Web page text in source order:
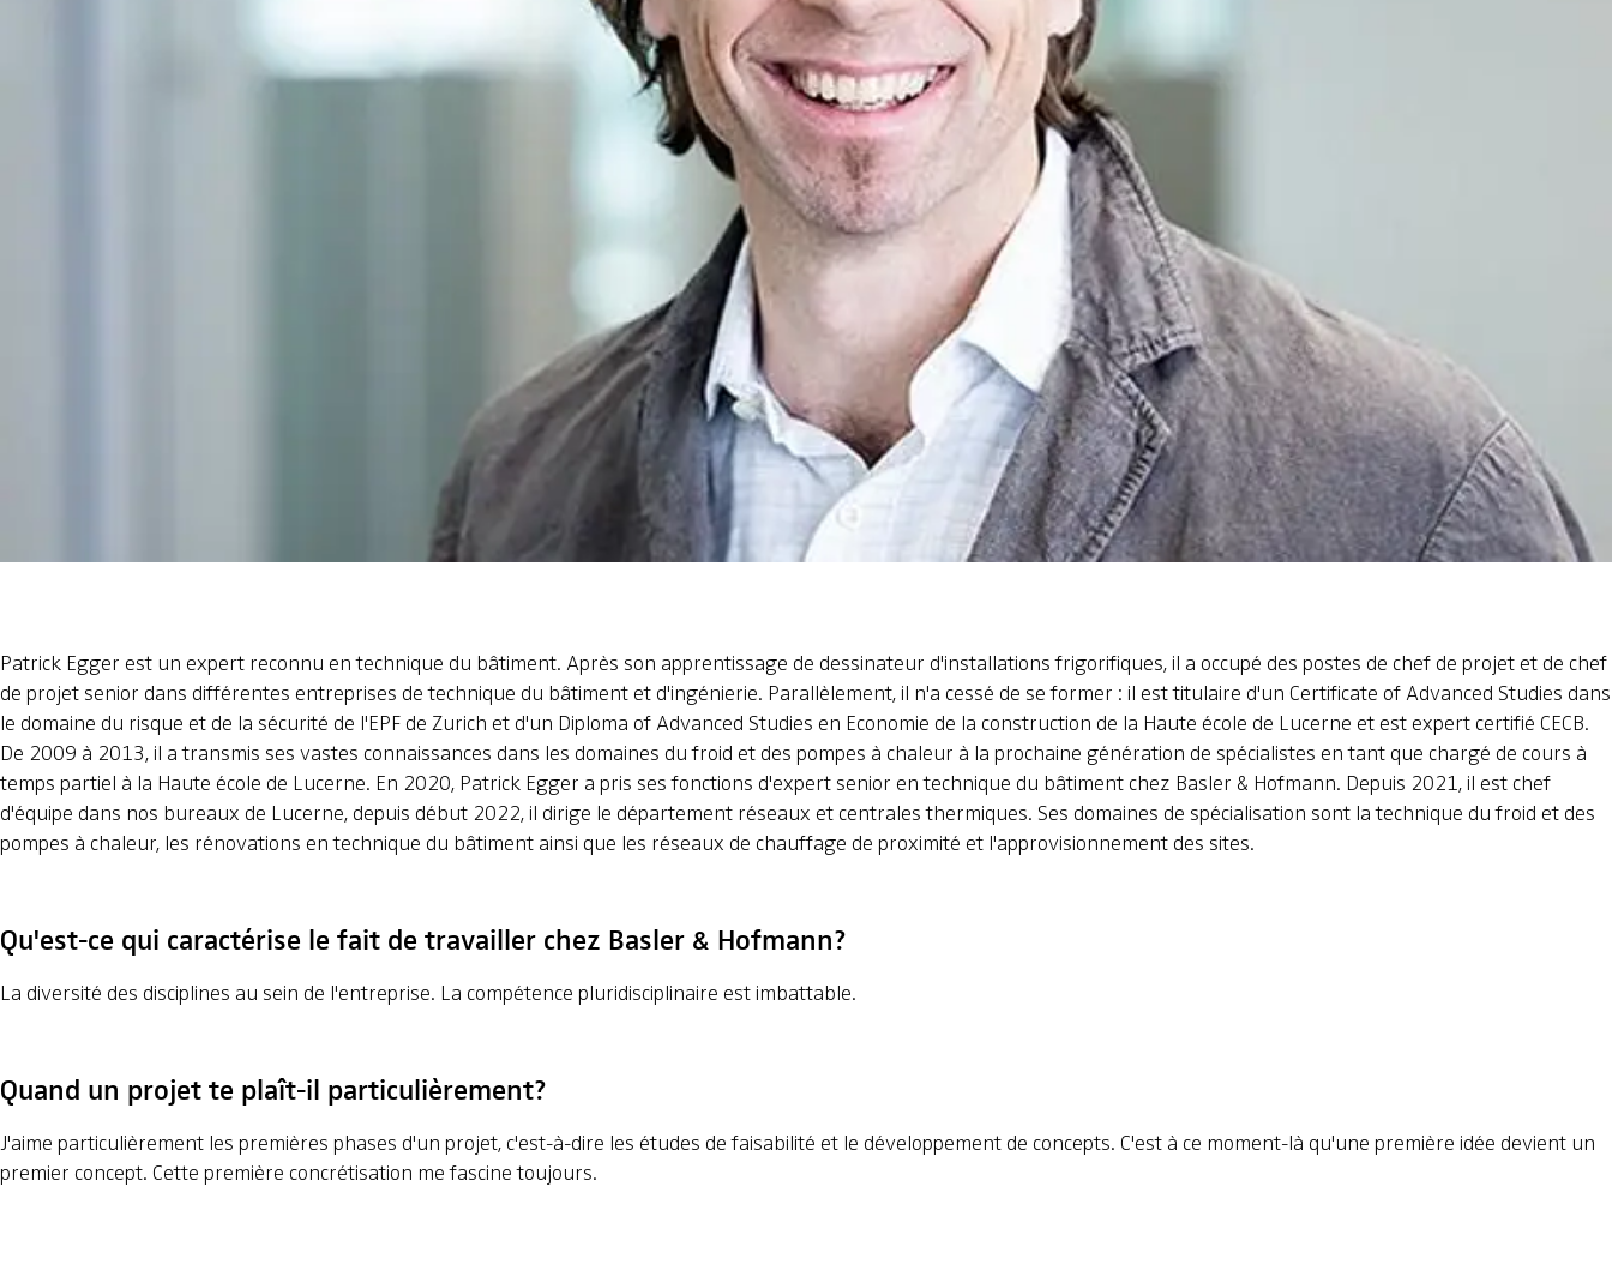
Patrick Egger est un expert reconnu en technique du bâtiment. Après son apprentissage de dessinateur d'installations frigorifiques, il a occupé des postes de chef de projet et de chef
de projet senior dans différentes entreprises de technique du bâtiment et d'ingénierie. Parallèlement, il n'a cessé de se former : il est titulaire d'un Certificate of Advanced Studies dans
le domaine du risque et de la sécurité de l'EPF de Zurich et d'un Diploma of Advanced Studies en Economie de la construction de la Haute école de Lucerne et est expert certifié CECB.
De 2009 à 2013, il a transmis ses vastes connaissances dans les domaines du froid et des pompes à chaleur à la prochaine génération de spécialistes en tant que chargé de cours à
temps partiel à la Haute école de Lucerne. En 2020, Patrick Egger a pris ses fonctions d'expert senior en technique du bâtiment chez Basler & Hofmann. Depuis 2021, il est chef
d'équipe dans nos bureaux de Lucerne, depuis début 2022, il dirige le département réseaux et centrales thermiques. Ses domaines de spécialisation sont la technique du froid et des
pompes à chaleur, les rénovations en technique du bâtiment ainsi que les réseaux de chauffage de proximité et l'approvisionnement des sites.
Qu'est-ce qui caractérise le fait de travailler chez Basler & Hofmann?
La diversité des disciplines au sein de l'entreprise. La compétence pluridisciplinaire est imbattable.
Quand un projet te plaît-il particulièrement?
J'aime particulièrement les premières phases d'un projet, c'est-à-dire les études de faisabilité et le développement de concepts. C'est à ce moment-là qu'une première idée devient un
premier concept. Cette première concrétisation me fascine toujours.